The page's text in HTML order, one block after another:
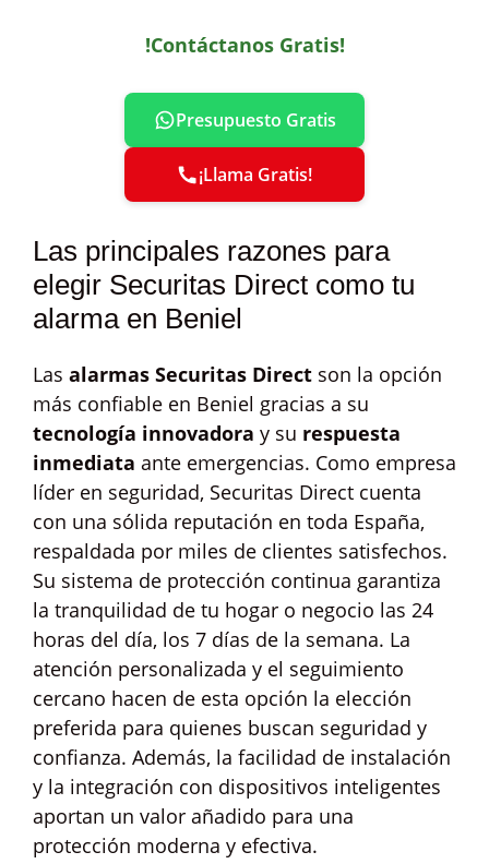
!Contáctanos Gratis!
Presupuesto Gratis
¡Llama Gratis!
Las principales razones para
elegir Securitas Direct como tu
alarma en Beniel
Las alarmas Securitas Direct son la opción
más confiable en Beniel gracias a su
tecnología innovadora y su respuesta
inmediata ante emergencias. Como empresa
líder en seguridad, Securitas Direct cuenta
con una sólida reputación en toda España,
respaldada por miles de clientes satisfechos.
Su sistema de protección continua garantiza
la tranquilidad de tu hogar o negocio las 24
horas del día, los 7 días de la semana. La
atención personalizada y el seguimiento
cercano hacen de esta opción la elección
preferida para quienes buscan seguridad y
confianza. Además, la facilidad de instalación
y la integración con dispositivos inteligentes
aportan un valor añadido para una
protección moderna y efectiva.